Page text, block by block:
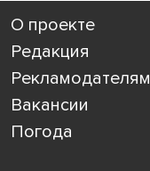
О проекте
Редакция
Рекламодателям
Вакансии
Погода